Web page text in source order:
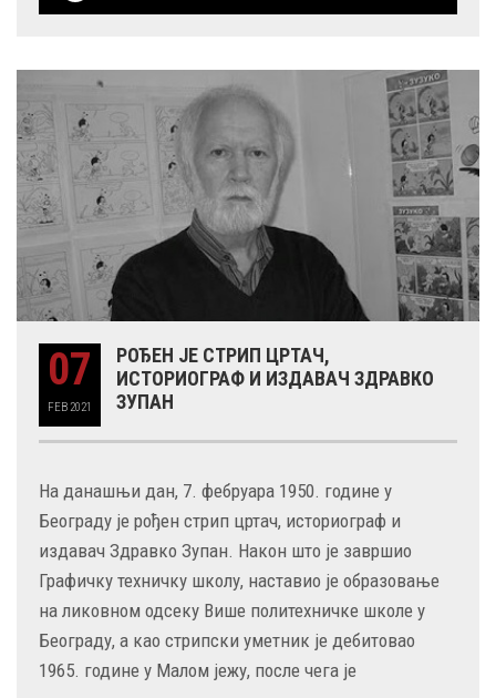
07
FEB 2021
РОЂЕН ЈЕ СТРИП ЦРТАЧ,
ИСТОРИОГРАФ И ИЗДАВАЧ ЗДРАВКО
ЗУПАН
На данашњи дан, 7. фебруара 1950. године у
Београду је рођен стрип цртач, историограф и
издавач Здравко Зупан. Након што је завршио
Графичку техничку школу, наставио је образовање
на ликовном одсеку Више политехничке школе у
Београду, а као стрипски уметник је дебитовао
1965. године у Малом јежу, после чега је